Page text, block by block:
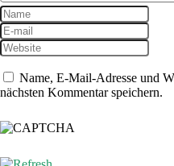
Name, E-Mail-Adresse und
nächsten Kommentar speichern.